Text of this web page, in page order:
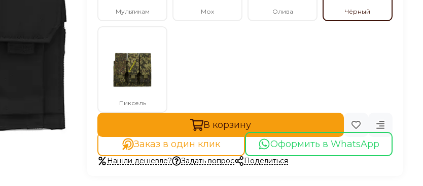
Мультикам Мох Олива Чёрный
Пиксель
В корзину
Заказ в один клик
Оформить в WhatsApp
Нашли дешевле? Задать вопрос Поделиться